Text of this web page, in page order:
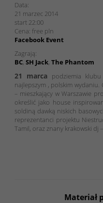
Data:
21 marzec 2014
start 22:00
Cena: free pln
Facebook Event
Zagrają:
BC, SH Jack, The Phantom
21 marca podziemia
najlepszym , polskim wydaniu.
– mieszkający w Warszawie
określić jako house
soldiną dawką niskich
reprezentanci projektu
Tamil, oraz znany krakowski dj –
Materiał